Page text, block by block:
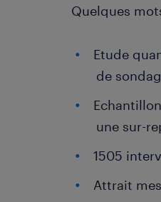
Quelques
Etude
de
une sur-
1505
Attrait